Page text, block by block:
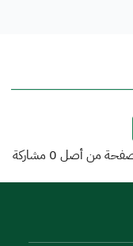
من أصل 0 مشاركة